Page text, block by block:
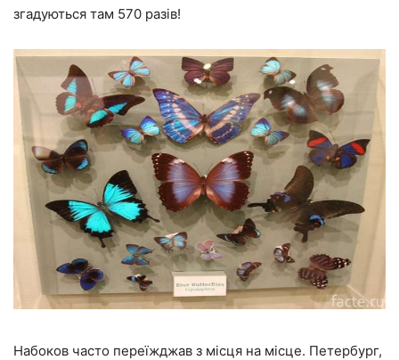
згадуються там 570 разів!
Набоков часто переїжджав з місця на місце. Петербург,